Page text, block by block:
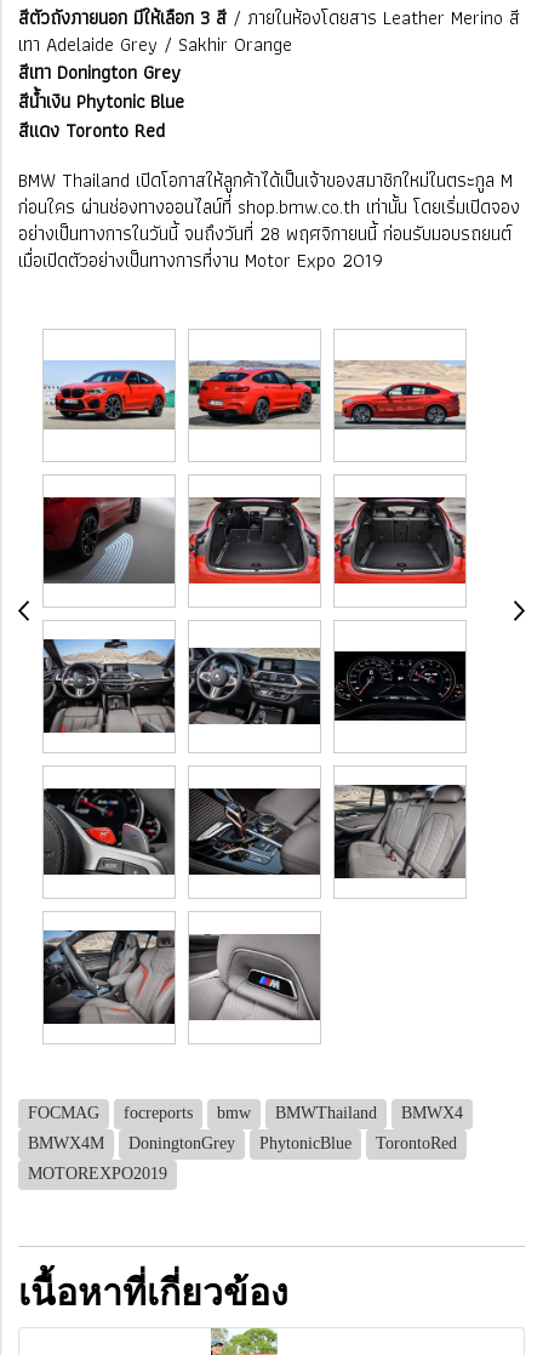
สีตัวถังภายนอก มีให้เลือก 3 สี / ภายในห้องโดยสาร Leather Merino สี
เทา Adelaide Grey / Sakhir Orange
สีเทา Donington Grey
สีน้ำเงิน Phytonic Blue
สีแดง Toronto Red
BMW Thailand เปิดโอกาสให้ลูกค้าได้เป็นเจ้าของสมาชิกใหม่ในตระกูล M
ก่อนใคร ผ่านช่องทางออนไลน์ที่ shop.bmw.co.th เท่านั้น โดยเริ่มเปิดจอง
อย่างเป็นทางการในวันนี้ จนถึงวันที่ 28 พฤศจิกายนนี้ ก่อนรับมอบรถยนต์
เมื่อเปิดตัวอย่างเป็นทางการที่งาน Motor Expo 2019
FOCMAG focreports bmw BMWThailand
BMWX4
BMWX4M
DoningtonGrey PhytonicBlue
TorontoRed
MOTOREXPO2019
เนื้อหาที่เกี่ยวข้อง